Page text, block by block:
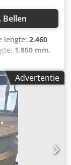
Bellen
lengte: 2.460
1.850 mm,
250 kg –
informatie =
2022
=
Wij zijn
de A12-
Advertentie